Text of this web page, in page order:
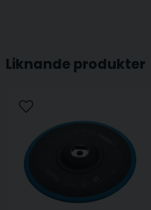
Liknande produkter